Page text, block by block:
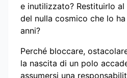
e inutilizzato? Restituirlo
del nulla cosmico che lo
anni?
Perché bloccare,
la nascita di un polo
assumersi una